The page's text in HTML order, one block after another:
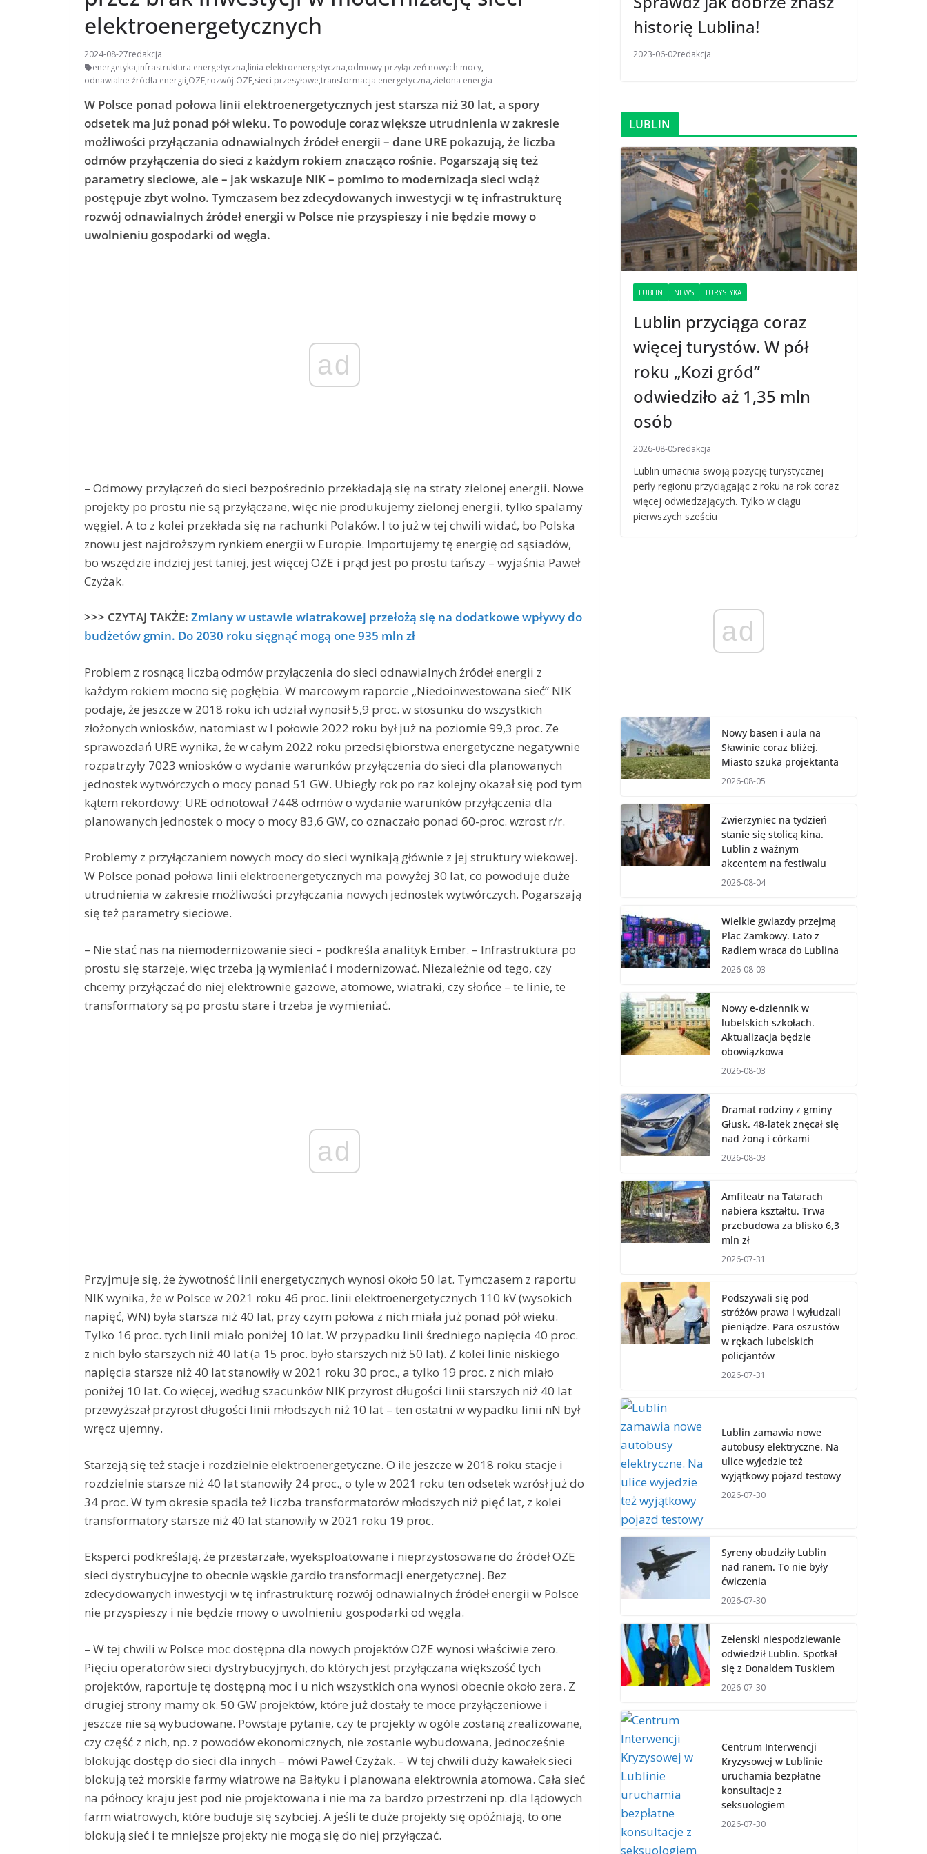
elektroenergetycznych
2024-08-27redakcja
energetyka,infrastruktura energetyczna,linia elektroenergetyczna,odmowy przyłączeń nowych mocy,
odnawialne źródła energii,OZE,rozwój OZE,sieci przesyłowe,transformacja energetyczna,zielona energia
W Polsce ponad połowa linii elektroenergetycznych jest starsza niż 30 lat, a spory
odsetek ma już ponad pół wieku. To powoduje coraz większe utrudnienia w zakresie
możliwości przyłączania odnawialnych źródeł energii – dane URE pokazują, że liczba
odmów przyłączenia do sieci z każdym rokiem znacząco rośnie. Pogarszają się też
parametry sieciowe, ale – jak wskazuje NIK – pomimo to modernizacja sieci wciąż
postępuje zbyt wolno. Tymczasem bez zdecydowanych inwestycji w tę infrastrukturę
rozwój odnawialnych źródeł energii w Polsce nie przyspieszy i nie będzie mowy o
uwolnieniu gospodarki od węgla.
ad
– Odmowy przyłączeń do sieci bezpośrednio przekładają się na straty zielonej energii. Nowe
projekty po prostu nie są przyłączane, więc nie produkujemy zielonej energii, tylko spalamy
węgiel. A to z kolei przekłada się na rachunki Polaków. I to już w tej chwili widać, bo Polska
znowu jest najdroższym rynkiem energii w Europie. Importujemy tę energię od sąsiadów,
bo wszędzie indziej jest taniej, jest więcej OZE i prąd jest po prostu tańszy – wyjaśnia Paweł
Czyżak.
>>> CZYTAJ TAKŻE: Zmiany w ustawie wiatrakowej przełożą się na dodatkowe wpływy do
budżetów gmin. Do 2030 roku sięgnąć mogą one 935 mln zł
Problem z rosnącą liczbą odmów przyłączenia do sieci odnawialnych źródeł energii z
każdym rokiem mocno się pogłębia. W marcowym raporcie „Niedoinwestowana sieć” NIK
podaje, że jeszcze w 2018 roku ich udział wynosił 5,9 proc. w stosunku do wszystkich
złożonych wniosków, natomiast w I połowie 2022 roku był już na poziomie 99,3 proc. Ze
sprawozdań URE wynika, że w całym 2022 roku przedsiębiorstwa energetyczne negatywnie
rozpatrzyły 7023 wniosków o wydanie warunków przyłączenia do sieci dla planowanych
jednostek wytwórczych o mocy ponad 51 GW. Ubiegły rok po raz kolejny okazał się pod tym
kątem rekordowy: URE odnotował 7448 odmów o wydanie warunków przyłączenia dla
planowanych jednostek o mocy o mocy 83,6 GW, co oznaczało ponad 60-proc. wzrost r/r.
Problemy z przyłączaniem nowych mocy do sieci wynikają głównie z jej struktury wiekowej.
W Polsce ponad połowa linii elektroenergetycznych ma powyżej 30 lat, co powoduje duże
utrudnienia w zakresie możliwości przyłączania nowych jednostek wytwórczych. Pogarszają
się też parametry sieciowe.
– Nie stać nas na niemodernizowanie sieci – podkreśla analityk Ember. – Infrastruktura po
prostu się starzeje, więc trzeba ją wymieniać i modernizować. Niezależnie od tego, czy
chcemy przyłączać do niej elektrownie gazowe, atomowe, wiatraki, czy słońce – te linie, te
transformatory są po prostu stare i trzeba je wymieniać.
ad
Przyjmuje się, że żywotność linii energetycznych wynosi około 50 lat. Tymczasem z raportu
NIK wynika, że w Polsce w 2021 roku 46 proc. linii elektroenergetycznych 110 kV (wysokich
napięć, WN) była starsza niż 40 lat, przy czym połowa z nich miała już ponad pół wieku.
Tylko 16 proc. tych linii miało poniżej 10 lat. W przypadku linii średniego napięcia 40 proc.
z nich było starszych niż 40 lat (a 15 proc. było starszych niż 50 lat). Z kolei linie niskiego
napięcia starsze niż 40 lat stanowiły w 2021 roku 30 proc., a tylko 19 proc. z nich miało
poniżej 10 lat. Co więcej, według szacunków NIK przyrost długości linii starszych niż 40 lat
przewyższał przyrost długości linii młodszych niż 10 lat – ten ostatni w wypadku linii nN był
wręcz ujemny.
Starzeją się też stacje i rozdzielnie elektroenergetyczne. O ile jeszcze w 2018 roku stacje i
rozdzielnie starsze niż 40 lat stanowiły 24 proc., o tyle w 2021 roku ten odsetek wzrósł już do
34 proc. W tym okresie spadła też liczba transformatorów młodszych niż pięć lat, z kolei
transformatory starsze niż 40 lat stanowiły w 2021 roku 19 proc.
Eksperci podkreślają, że przestarzałe, wyeksploatowane i nieprzystosowane do źródeł OZE
sieci dystrybucyjne to obecnie wąskie gardło transformacji energetycznej. Bez
zdecydowanych inwestycji w tę infrastrukturę rozwój odnawialnych źródeł energii w Polsce
nie przyspieszy i nie będzie mowy o uwolnieniu gospodarki od węgla.
– W tej chwili w Polsce moc dostępna dla nowych projektów OZE wynosi właściwie zero.
Pięciu operatorów sieci dystrybucyjnych, do których jest przyłączana większość tych
projektów, raportuje tę dostępną moc i u nich wszystkich ona wynosi obecnie około zera. Z
drugiej strony mamy ok. 50 GW projektów, które już dostały te moce przyłączeniowe i
jeszcze nie są wybudowane. Powstaje pytanie, czy te projekty w ogóle zostaną zrealizowane,
czy część z nich, np. z powodów ekonomicznych, nie zostanie wybudowana, jednocześnie
blokując dostęp do sieci dla innych – mówi Paweł Czyżak. – W tej chwili duży kawałek sieci
blokują też morskie farmy wiatrowe na Bałtyku i planowana elektrownia atomowa. Cała sieć
na północy kraju jest pod nie projektowana i nie ma za bardzo przestrzeni np. dla lądowych
farm wiatrowych, które buduje się szybciej. A jeśli te duże projekty się opóźniają, to one
blokują sieć i te mniejsze projekty nie mogą się do niej przyłączać.
historię Lublina!
2023-06-02redakcja
LUBLIN
LUBLIN NEWS TURYSTYKA
Lublin przyciąga coraz
więcej turystów. W pół
roku „Kozi gród”
odwiedziło aż 1,35 mln
osób
2026-08-05redakcja
Lublin umacnia swoją pozycję turystycznej
perły regionu przyciągając z roku na rok coraz
więcej odwiedzających. Tylko w ciągu
pierwszych sześciu
ad
Nowy basen i aula na
Sławinie coraz bliżej.
Miasto szuka projektanta
2026-08-05
Zwierzyniec na tydzień
stanie się stolicą kina.
Lublin z ważnym
akcentem na festiwalu
2026-08-04
Wielkie gwiazdy przejmą
Plac Zamkowy. Lato z
Radiem wraca do Lublina
2026-08-03
Nowy e-dziennik w
lubelskich szkołach.
Aktualizacja będzie
obowiązkowa
2026-08-03
Dramat rodziny z gminy
Głusk. 48-latek znęcał się
nad żoną i córkami
2026-08-03
Amfiteatr na Tatarach
nabiera kształtu. Trwa
przebudowa za blisko 6,3
mln zł
2026-07-31
Podszywali się pod
stróżów prawa i wyłudzali
pieniądze. Para oszustów
w rękach lubelskich
policjantów
2026-07-31
Lublin zamawia nowe
autobusy elektryczne. Na
ulice wyjedzie też
wyjątkowy pojazd testowy
2026-07-30
Syreny obudziły Lublin
nad ranem. To nie były
ćwiczenia
2026-07-30
Zełenski niespodziewanie
odwiedził Lublin. Spotkał
się z Donaldem Tuskiem
2026-07-30
Centrum Interwencji
Kryzysowej w Lublinie
uruchamia bezpłatne
konsultacje z
seksuologiem
2026-07-30